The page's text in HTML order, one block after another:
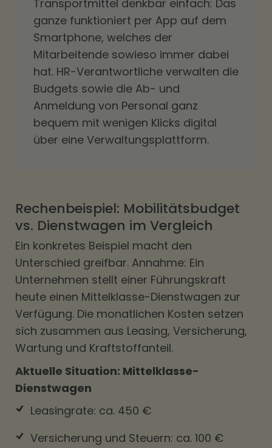
Transportmittel denkbar einfach: Das
ganze funktioniert per App auf dem
Smartphone, welches der
Mitarbeitende sowieso immer dabei
hat. HR-Verantwortliche verwalten die
Budgets sowie die Ab- und
Anmeldung von Personal ganz
bequem mit wenigen Klicks digital
über eine Verwaltungsplattform.
Rechenbeispiel: Mobilitätsbudget
vs. Dienstwagen im Vergleich
Ein konkretes Beispiel macht den
Unterschied greifbar. Annahme: Ein
Unternehmen stellt einer Führungskraft
heute einen Mittelklasse-Dienstwagen zur
Verfügung. Die monatlichen Kosten setzen
sich zusammen aus Leasing, Versicherung,
Wartung und Kraftstoffanteil.
Aktuelle Situation: Mittelklasse-
Dienstwagen
Leasingrate: ca. 450 €
Versicherung und Steuern: ca. 100 €